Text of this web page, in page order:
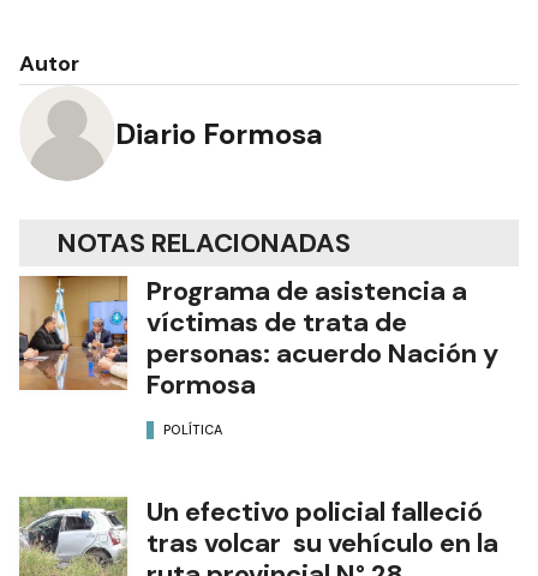
Autor
Diario Formosa
NOTAS RELACIONADAS
Programa de asistencia a
víctimas de trata de
personas: acuerdo Nación y
Formosa
POLÍTICA
Un efectivo policial falleció
tras volcar su vehículo en la